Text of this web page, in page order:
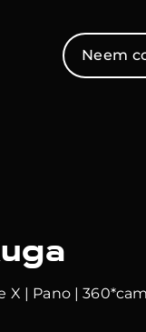
Neem
X | Pano |